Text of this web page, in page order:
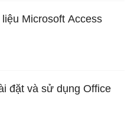
Microsoft Access
đặt và sử dụng Office